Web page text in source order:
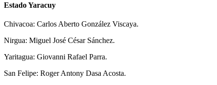
Estado Yaracuy
Chivacoa: Carlos Aberto González Viscaya.
Nirgua: Miguel José César Sánchez.
Yaritagua: Giovanni Rafael Parra.
San Felipe: Roger Antony Dasa Acosta.